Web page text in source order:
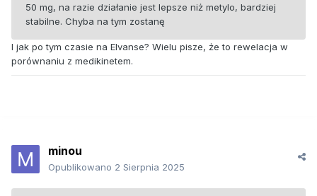
50 mg, na razie działanie jest lepsze niż metylo, bardziej
stabilne. Chyba na tym zostanę
I jak po tym czasie na Elvanse? Wielu pisze, że to rewelacja w
porównaniu z medikinetem.
minou
Opublikowano 2 Sierpnia 2025